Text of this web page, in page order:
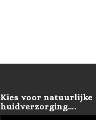
Kies voor natuurlijke
huidverzorging….